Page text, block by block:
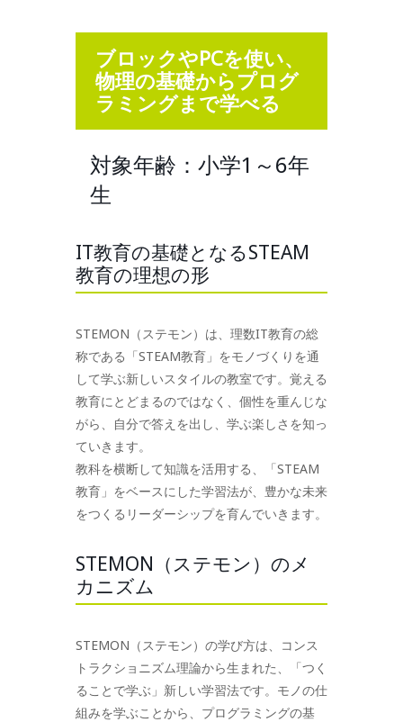
ブロックやPCを使い、
物理の基礎からプログ
ラミングまで学べる
対象年齢：小学1～6年
生
IT教育の基礎となるSTEAM
教育の理想の形
STEMON（ステモン）は、理数IT教育の総
称である「STEAM教育」をモノづくりを通
して学ぶ新しいスタイルの教室です。覚える
教育にとどまるのではなく、個性を重んじな
がら、自分で答えを出し、学ぶ楽しさを知っ
ていきます。
教科を横断して知識を活用する、「STEAM
教育」をベースにした学習法が、豊かな未来
をつくるリーダーシップを育んでいきます。
STEMON（ステモン）のメ
カニズム
STEMON（ステモン）の学び方は、コンス
トラクショニズム理論から生まれた、「つく
ることで学ぶ」新しい学習法です。モノの仕
組みを学ぶことから、プログラミングの基